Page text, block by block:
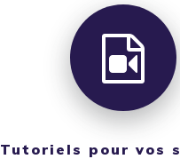
Tutoriels pour vos